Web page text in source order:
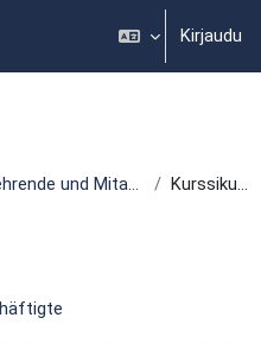
Kirjaudu
Kurse für Lehrende und Mitarbeitende Kurssikuvaus